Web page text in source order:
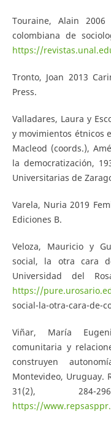
Touraine, Alain 2006
colombiana de
https://
Tronto, Joan 2013
Press.
Valladares, Laura y
y movimientos étnicos
Macleod (coords.),
la democratización,
Universitarias de
Varela, Nuria 2019
Ediciones B.
Veloza, Mauricio y
social, la otra cara
Universidad del
https://
social-la-otra-cara-de-
Viñar, María
comunitaria y
construyen
Montevideo, Uruguay.
31(2), 284-
https://